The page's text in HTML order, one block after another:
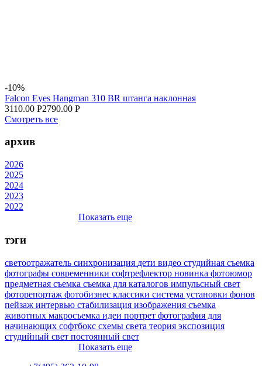
-10%
Falcon Eyes Hangman 310 BR штанга наклонная
3110.00 Р2790.00 Р
Смотреть все
архив
2026
2025
2024
2023
2022
Показать еще
тэги
светоотражатель синхронизация дети видео студийная съемка
фотографы современники софтрефлектор новинка фотоюмор
предметная съемка съемка для каталогов импульсный свет
фоторепортаж фотобизнес классики система установки фонов
пейзаж интервью стабилизация изображения съемка
животных макросъемка идеи портрет фотография для
начинающих софтбокс схемы света теория экспозиция
студийный свет постоянный свет
Показать еще